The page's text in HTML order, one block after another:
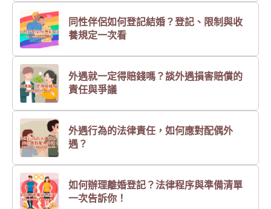
同性伴侶如何登記結婚？登記、限制與收
養規定一次看
外遇就一定得賠錢嗎？談外遇損害賠償的
責任與爭議
外遇行為的法律責任，如何應對配偶外
遇？
如何辦理離婚登記？法律程序與準備清單
一次告訴你！